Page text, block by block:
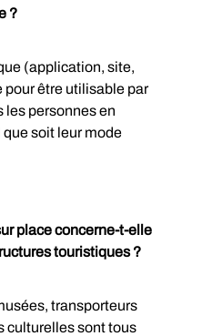
?
(application, site,
pour être utilisable par
les personnes en
soit leur mode
place concerne-t-elle
touristiques ?
transporteurs
culturelles sont tous